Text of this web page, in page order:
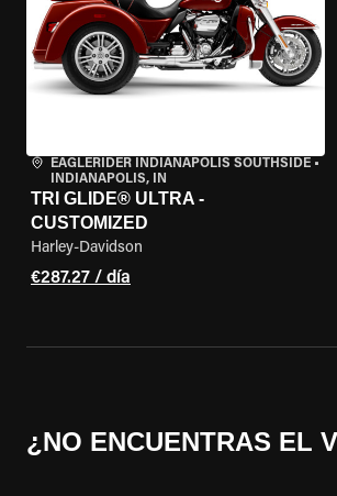
EAGLERIDER INDIANAPOLIS SOUTHSIDE •
INDIANAPOLIS, IN
TRI GLIDE® ULTRA -
CUSTOMIZED
Harley-Davidson
€287.27 / día
¿NO ENCUENTRAS EL